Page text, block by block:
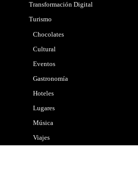
Transformación Digital
Turismo
Chocolates
Cultural
Eventos
Gastronomía
Hoteles
Lugares
Música
Viajes